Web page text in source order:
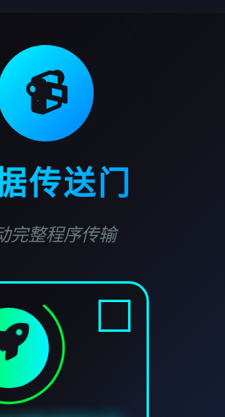
📹
传送门
完整程序传输